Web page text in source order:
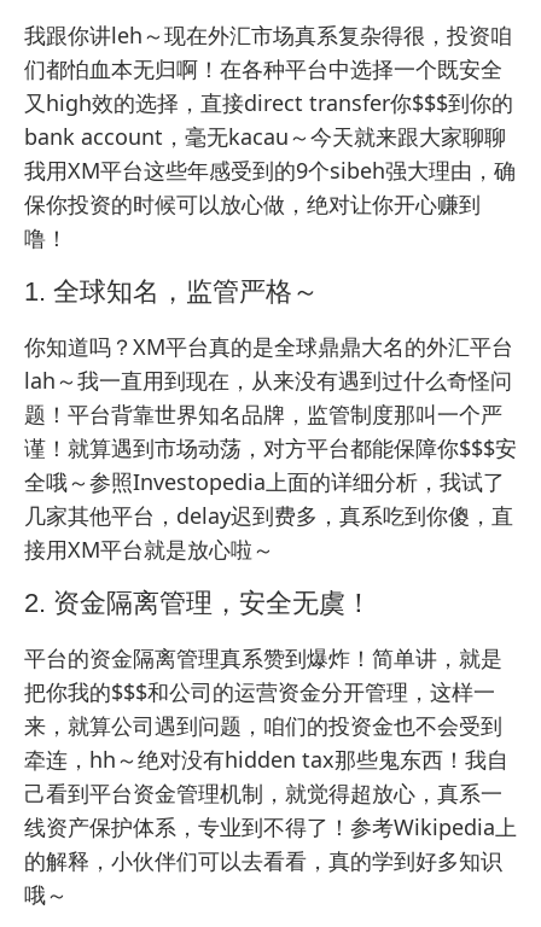
我跟你讲leh～现在外汇市场真系复杂得很，投资咱
们都怕血本无归啊！在各种平台中选择一个既安全
又high效的选择，直接direct transfer你$$$到你的
bank account，毫无kacau～今天就来跟大家聊聊
我用XM平台这些年感受到的9个sibeh强大理由，确
保你投资的时候可以放心做，绝对让你开心赚到
噜！
1. 全球知名，监管严格～
你知道吗？XM平台真的是全球鼎鼎大名的外汇平台
lah～我一直用到现在，从来没有遇到过什么奇怪问
题！平台背靠世界知名品牌，监管制度那叫一个严
谨！就算遇到市场动荡，对方平台都能保障你$$$安
全哦～参照Investopedia 上面的详细分析，我试了
几家其他平台，delay迟到费多，真系吃到你傻，直
接用XM平台就是放心啦～
2. 资金隔离管理，安全无虞！
平台的资金隔离管理真系赞到爆炸！简单讲，就是
把你我的$$$和公司的运营资金分开管理，这样一
来，就算公司遇到问题，咱们的投资金也不会受到
牵连，hh～绝对没有hidden tax那些鬼东西！我自
己看到平台资金管理机制，就觉得超放心，真系一
线资产保护体系，专业到不得了！参考Wikipedia 上
的解释，小伙伴们可以去看看，真的学到好多知识
哦～